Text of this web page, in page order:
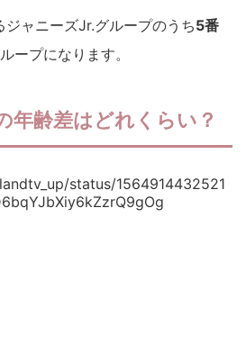
ジャニーズJr.グループのうち5番
ープになります。
年齢差はどれくらい？
status/1564914432521